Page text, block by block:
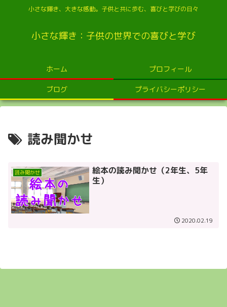
小さな輝き、大きな感動。子供と共に歩む、喜びと学びの日々
小さな輝き：子供の世界での喜びと学び
ホーム プロフィール
ブログ プライバシーポリシー
読み聞かせ
読み聞かせ
絵本の読み聞かせ（2年生、5年
生）
2020.02.19